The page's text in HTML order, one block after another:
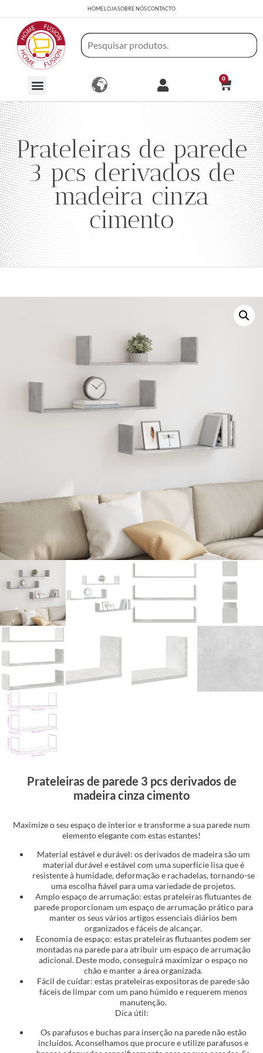
HOMELOJASOBRE NÓSCONTACTO
0
Prateleiras de parede
3 pcs derivados de
madeira cinza
cimento
Prateleiras de parede 3 pcs derivados de
madeira cinza cimento
Maximize o seu espaço de interior e transforme a sua parede num
elemento elegante com estas estantes!
Material estável e durável: os derivados de madeira são um
material durável e estável com uma superfície lisa que é
resistente à humidade, deformação e rachadelas, tornando-se
uma escolha fiável para uma variedade de projetos.
Amplo espaço de arrumação: estas prateleiras flutuantes de
parede proporcionam um espaço de arrumação prático para
manter os seus vários artigos essenciais diários bem
organizados e fáceis de alcançar.
Economia de espaço: estas prateleiras flutuantes podem ser
montadas na parede para atribuir um espaço de arrumação
adicional. Deste modo, conseguirá maximizar o espaço no
chão e manter a área organizada.
Fácil de cuidar: estas prateleiras expositoras de parede são
fáceis de limpar com um pano húmido e requerem menos
manutenção.
Dica útil:
Os parafusos e buchas para inserção na parede não estão
incluídos. Aconselhamos que procure e utilize parafusos e